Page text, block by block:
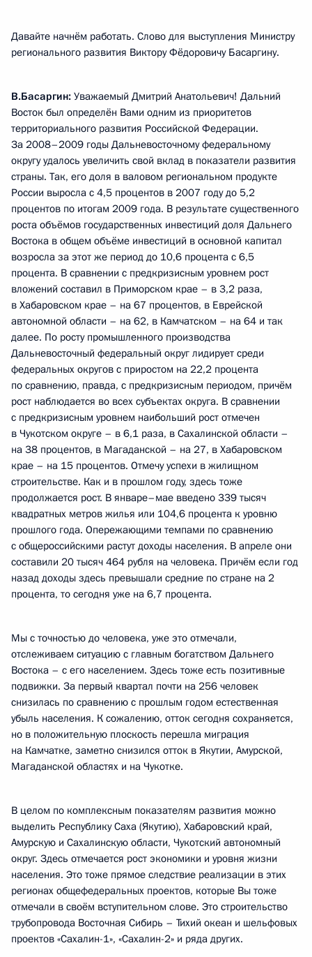
Давайте начнём работать. Слово для выступления Министру
регионального развития Виктору Фёдоровичу Басаргину.
В.Басаргин: Уважаемый Дмитрий Анатольевич! Дальний
Восток был определён Вами одним из приоритетов
территориального развития Российской Федерации.
За 2008–2009 годы Дальневосточному федеральному
округу удалось увеличить свой вклад в показатели развития
страны. Так, его доля в валовом региональном продукте
России выросла с 4,5 процентов в 2007 году до 5,2
процентов по итогам 2009 года. В результате существенного
роста объёмов государственных инвестиций доля Дальнего
Востока в общем объёме инвестиций в основной капитал
возросла за этот же период до 10,6 процента с 6,5
процента. В сравнении с предкризисным уровнем рост
вложений составил в Приморском крае – в 3,2 раза,
в Хабаровском крае – на 67 процентов, в Еврейской
автономной области – на 62, в Камчатском – на 64 и так
далее. По росту промышленного производства
Дальневосточный федеральный округ лидирует среди
федеральных округов с приростом на 22,2 процента
по сравнению, правда, с предкризисным периодом, причём
рост наблюдается во всех субъектах округа. В сравнении
с предкризисным уровнем наибольший рост отмечен
в Чукотском округе – в 6,1 раза, в Сахалинской области –
на 38 процентов, в Магаданской – на 27, в Хабаровском
крае – на 15 процентов. Отмечу успехи в жилищном
строительстве. Как и в прошлом году, здесь тоже
продолжается рост. В январе–мае введено 339 тысяч
квадратных метров жилья или 104,6 процента к уровню
прошлого года. Опережающими темпами по сравнению
с общероссийскими растут доходы населения. В апреле они
составили 20 тысяч 464 рубля на человека. Причём если год
назад доходы здесь превышали средние по стране на 2
процента, то сегодня уже на 6,7 процента.
Мы с точностью до человека, уже это отмечали,
отслеживаем ситуацию с главным богатством Дальнего
Востока – с его населением. Здесь тоже есть позитивные
подвижки. За первый квартал почти на 256 человек
снизилась по сравнению с прошлым годом естественная
убыль населения. К сожалению, отток сегодня сохраняется,
но в положительную плоскость перешла миграция
на Камчатке, заметно снизился отток в Якутии, Амурской,
Магаданской областях и на Чукотке.
В целом по комплексным показателям развития можно
выделить Республику Саха (Якутию), Хабаровский край,
Амурскую и Сахалинскую области, Чукотский автономный
округ. Здесь отмечается рост экономики и уровня жизни
населения. Это тоже прямое следствие реализации в этих
регионах общефедеральных проектов, которые Вы тоже
отмечали в своём вступительном слове. Это строительство
трубопровода Восточная Сибирь – Тихий океан и шельфовых
проектов «Сахалин-1», «Сахалин-2» и ряда других.